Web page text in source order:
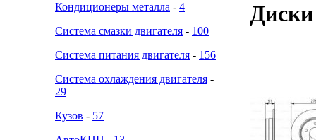
Кондиционеры металла - 4
Система смазки двигателя - 100
Система питания двигателя - 156
Система охлаждения двигателя -
29
Кузов - 57
Диски